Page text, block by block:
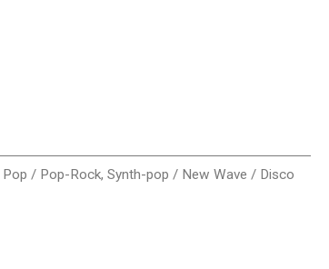
Pop / Pop-Rock,Synth-pop / New Wave / Disco